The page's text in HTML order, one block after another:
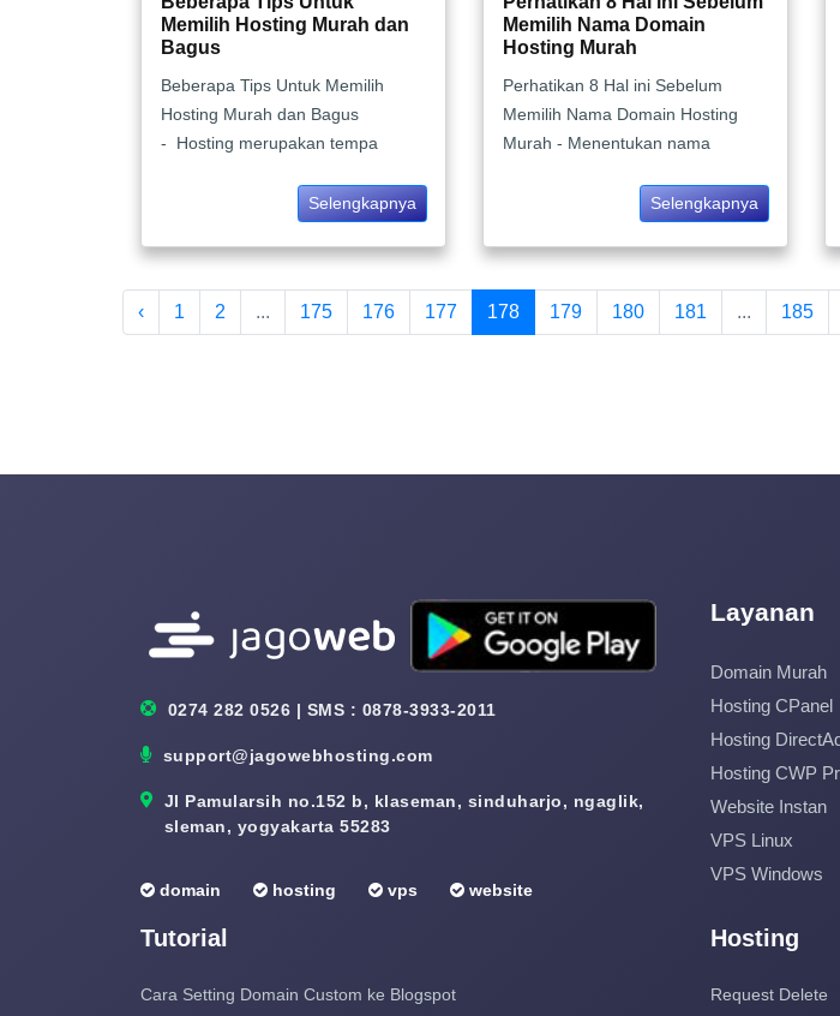
Memilih Hosting Murah dan
Bagus
Beberapa Tips Untuk Memilih
Hosting Murah dan Bagus
- Hosting merupakan tempa
Selengkapnya
Memilih Nama Domain
Hosting Murah
Perhatikan 8 Hal ini Sebelum
Memilih Nama Domain Hosting
Murah - Menentukan nama
Selengkapnya
‹ 1 2 ... 175 176 177 178 179 180 181 ... 185
0274 282 0526 | SMS : 0878-3933-2011
support@jagowebhosting.com
Jl Pamularsih no.152 b, klaseman, sinduharjo, ngaglik,
sleman, yogyakarta 55283
domain hosting vps website
Layanan
Domain Murah
Hosting CPanel
Hosting
Hosting CWP
Website Instan
VPS Linux
VPS Windows
Tutorial
Cara Setting Domain Custom ke Blogspot
Hosting
Request Delete